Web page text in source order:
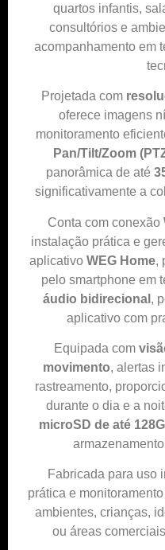
quartos infantis,
consultórios e
acompanhamento em
Projetada com
oferece imagens
monitoramento
Pan/Tilt/Zoom
panorâmica de até
significativamente a
Conta com conexão
instalação prática e
aplicativo WEG Home,
pelo smartphone em
áudio bidirecional ,
aplicativo com
Equipada com
movimento, alertas
rastreamento,
durante o dia e a
microSD de até
Fabricada para uso
prática e
ambientes, crianças,
ou áreas